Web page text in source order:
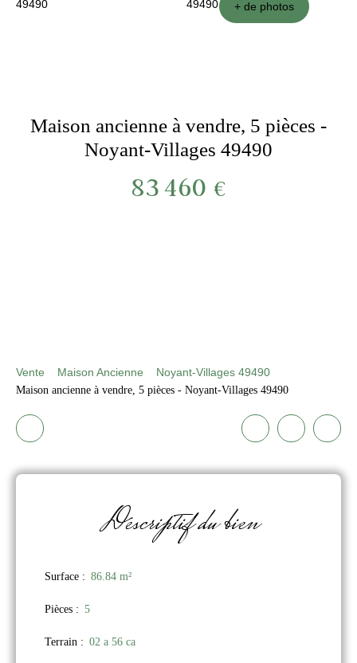
+ de photos
Maison ancienne à vendre, 5 pièces -
Noyant-Villages 49490
83 460 €
Vente Maison Ancienne
Noyant-Villages 49490
Maison ancienne à vendre, 5 pièces - Noyant-Villages 49490
Descriptifdu bien
Surface : 86.84 m²
Pièces : 5
Terrain : 02 a 56 ca